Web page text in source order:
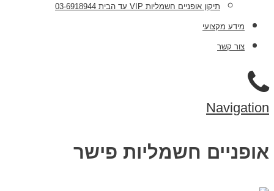
תיקון אופניים חשמליות VIP עד הבית 03-6918944
מידע מקצועי
צור קשר
Navigation
אופניים חשמליות פישר